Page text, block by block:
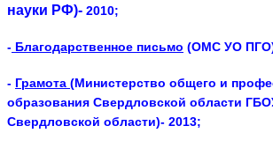
науки РФ)- 2010;
- Благодарственное письмо (ОМС УО
- Грамота (Министерство общего и
образования Свердловской области
Свердловской области)- 2013;